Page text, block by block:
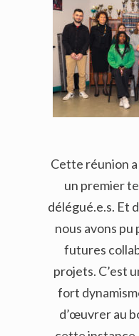
Cette réunion
un premier
délégué.e.s. Et
nous avons pu
futures
projets. C’est
fort
d’œuvrer au